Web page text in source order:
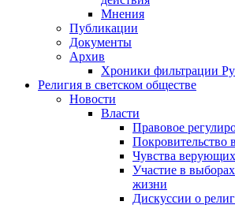
Мнения
Публикации
Документы
Архив
Хроники фильтрации
Религия в светском обществе
Новости
Власти
Правовое
Покровительство
Чувства верующих
Участие в
жизни
Дискуссии о